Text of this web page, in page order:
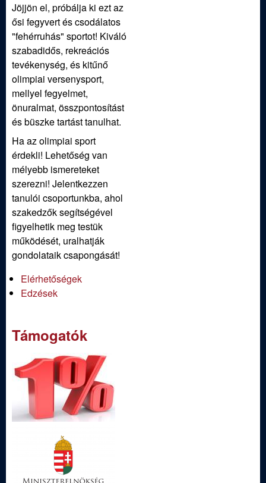
Jöjjön el, próbálja ki ezt az
ősi fegyvert és csodálatos
"fehérruhás" sportot! Kiváló
szabadidős, rekreációs
tevékenység, és kitűnő
olimpiai versenysport,
mellyel fegyelmet,
önuralmat, összpontosítást
és büszke tartást tanulhat.
Ha az olimpiai sport
érdekli! Lehetőség van
mélyebb ismereteket
szerezni! Jelentkezzen
tanulói csoportunkba, ahol
szakedzők segítségével
figyelhetik meg testük
működését, uralhatják
gondolataik csapongását!
Elérhetőségek
Edzések
Támogatók